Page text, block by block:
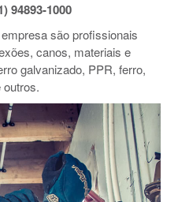
94893-1000
são profissionais
canos, materiais e
galvanizado, PPR, ferro,